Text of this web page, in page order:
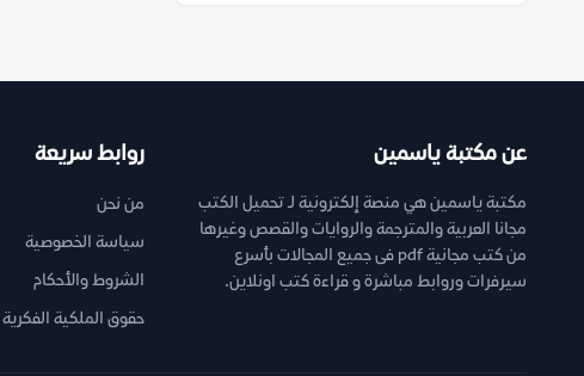
عن مكتبة ياسمين
مكتبة ياسمين هي منصة إلكترونية لـ تحميل الكتب
مجانا العربية والمترجمة والروايات والقصص وغيرها
من كتب مجانية pdf فى جميع المجالات بأسرع
سيرفرات وروابط مباشرة و قراءة كتب اونلاين.
روابط سريعة
من نحن
سياسة الخصوصية
الشروط والأحكام
حقوق الملكية الفكرية